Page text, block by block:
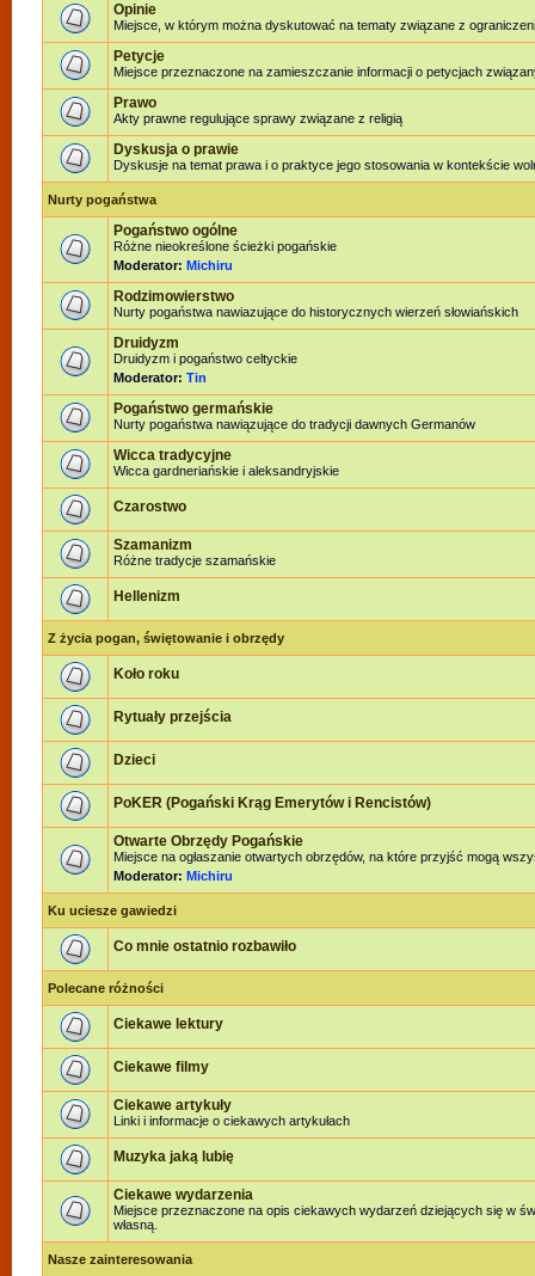
Opinie
Miejsce, w którym można dyskutować na tematy związane z
Petycje
Miejsce przeznaczone na zamieszczanie informacji o petycjach
Prawo
Akty prawne regulujące sprawy związane z religią
Dyskusja o prawie
Dyskusje na temat prawa i o praktyce jego stosowania w kontekście
Nurty pogaństwa
Pogaństwo ogólne
Różne nieokreślone ścieżki pogańskie
Moderator: Michiru
Rodzimowierstwo
Nurty pogaństwa nawiazujące do historycznych wierzeń słowiańskich
Druidyzm
Druidyzm i pogaństwo celtyckie
Moderator: Tin
Pogaństwo germańskie
Nurty pogaństwa nawiązujące do tradycji dawnych Germanów
Wicca tradycyjne
Wicca gardneriańskie i aleksandryjskie
Czarostwo
Szamanizm
Różne tradycje szamańskie
Hellenizm
Z życia pogan, świętowanie i obrzędy
Koło roku
Rytuały przejścia
Dzieci
PoKER (Pogański Krąg Emerytów i Rencistów)
Otwarte Obrzędy Pogańskie
Miejsce na ogłaszanie otwartych obrzędów, na które przyjść mogą
Moderator: Michiru
Ku uciesze gawiedzi
Co mnie ostatnio rozbawiło
Polecane różności
Ciekawe lektury
Ciekawe filmy
Ciekawe artykuły
Linki i informacje o ciekawych artykułach
Muzyka jaką lubię
Ciekawe wydarzenia
Miejsce przeznaczone na opis ciekawych wydarzeń dziejących się w
własną.
Nasze zainteresowania